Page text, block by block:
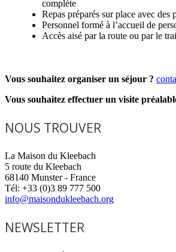
complète
Repas préparés sur place avec des
Personnel formé à l’accueil de
Accès aisé par la route ou par le
Vous souhaitez organiser un séjour ?
Vous souhaitez effectuer un visite
NOUS TROUVER
La Maison du Kleebach
5 route du Kleebach
68140 Munster - France
Tél: +33 (0)3 89 777 500
info@maisondukleebach.org
NEWSLETTER